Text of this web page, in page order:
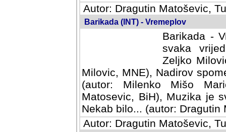
Autor: Dragutin Matoševic,
Barikada (INT) - Vremeplov
Barikada -
svaka
Milovic,
MNE), Nadirov spomenar
Milenko Mišo Maric, UK),
Muzika je svirala (autor:
(autor: Dragutin Matosevic,
Autor: Dragutin Matoševic,